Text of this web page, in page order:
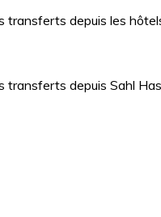
transferts depuis les
transferts depuis Sahl